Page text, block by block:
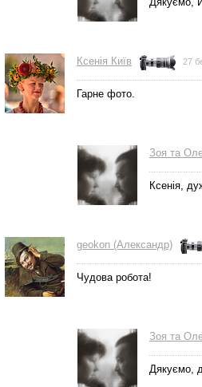
Ксенія Київ 27
Гарне фото.
Зоя та
Ксенія,
geokon (Александр)
Чудова робота!
Зоя та
Дякуємо,